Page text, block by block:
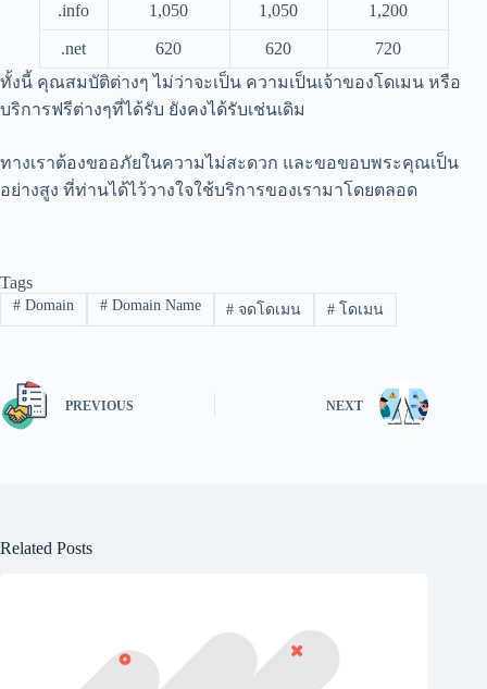
.info 1,050 1,050 1,200
.net 620 620
720
ทั้งนี้ คุณสมบัติต่างๆ ไม่ว่าจะเป็น ความเป็นเจ้าของโดเมน หรือ
บริการฟรีต่างๆที่ได้รับ ยังคงได้รับเช่นเดิม
ทางเราต้องขออภัยในความไม่สะดวก และขอขอบพระคุณเป็น
อย่างสูง ที่ท่านได้ไว้วางใจใช้บริการของเรามาโดยตลอด
Tags
#Domain #Domain Name # จดโดเมน # โดเมน
PREVIOUS NEXT
Related Posts